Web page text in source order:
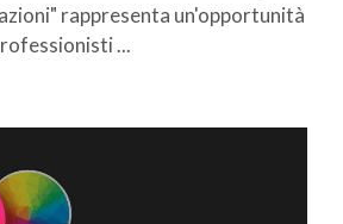
rappresenta un'opportunità
...